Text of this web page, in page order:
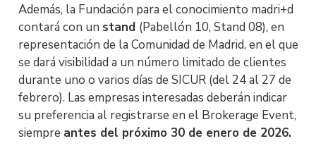
Además, la Fundación para el conocimiento madri+d
contará con un stand (Pabellón 10, Stand 08), en
representación de la Comunidad de Madrid, en el que
se dará visibilidad a un número limitado de clientes
durante uno o varios días de SICUR (del 24 al 27 de
febrero). Las empresas interesadas deberán indicar
su preferencia al registrarse en el Brokerage Event,
siempre antes del próximo 30 de enero de 2026.